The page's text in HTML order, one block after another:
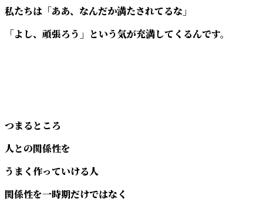
私たちは「ああ、なんだか満たされてるな」
「よし、頑張ろう」という気が充満してくるんです。
つまるところ
人との関係性を
うまく作っていける人
関係性を一時期だけではなく